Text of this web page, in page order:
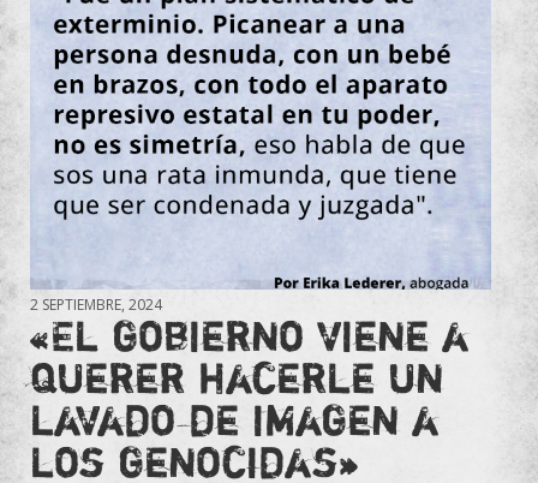
2 SEPTIEMBRE, 2024
«El gobierno viene a
querer hacerle un
lavado de imagen a
los genocidas»